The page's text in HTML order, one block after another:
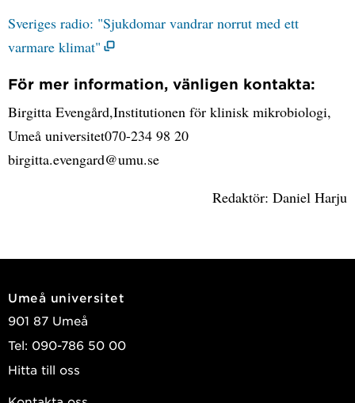
Sveriges radio: "Sjukdomar vandrar norrut med ett
varmare klimat"
För mer information, vänligen kontakta:
Birgitta Evengård,Institutionen för klinisk mikrobiologi,
Umeå universitet070-234 98 20
birgitta.evengard@umu.se
Redaktör: Daniel Harju
Umeå universitet
901 87 Umeå
Tel: 090-786 50 00
Hitta till oss